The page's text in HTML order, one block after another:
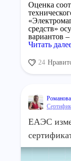
Оценка
средств»
вариантов
Читать
24
ЕАЭС